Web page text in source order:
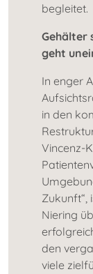
begleitet.
Gehälter
geht
In enger
in den
Vincenz-
Zukunft“,
Niering
den
viele